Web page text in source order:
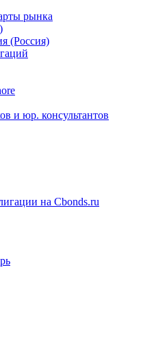
рынка
(Россия)
и юр. консультантов
на Cbonds.ru